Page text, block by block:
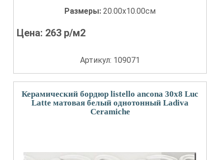
Размеры: 20.00x10.00см
Цена: 263 р/м2
Артикул: 109071
Керамический бордюр listello ancona 30x8 Luc
Latte матовая белый однотонный Ladiva
Сeramiche